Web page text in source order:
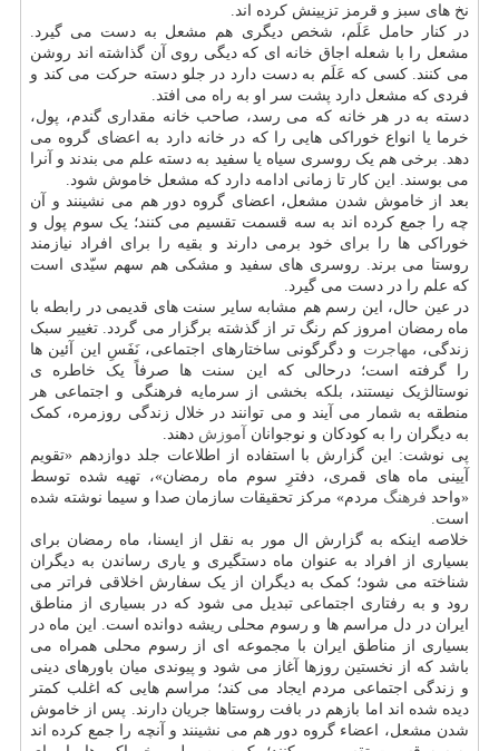
نخ های سبز و قرمز تزیینش کرده اند.
در کنار حامل عَلَم، شخص دیگری هم مشعل به دست می گیرد.
مشعل را با شعله اجاق خانه ای که دیگی روی آن گذاشته اند روشن
می کنند. کسی که عَلَم به دست دارد در جلو دسته حرکت می کند و
فردی که مشعل دارد پشت سر او به راه می افتد.
دسته به در هر خانه که می رسد، صاحب خانه مقداری گندم، پول،
خرما یا انواع خوراکی هایی را که در خانه دارد به اعضای گروه می
دهد. برخی هم یک روسری سیاه یا سفید به دسته علم می بندند و آنرا
می بوسند. این کار تا زمانی ادامه دارد که مشعل خاموش شود.
بعد از خاموش شدن مشعل، اعضای گروه دور هم می نشینند و آن
چه را جمع کرده اند به سه قسمت تقسیم می کنند؛ یک سوم پول و
خوراکی ها را برای خود برمی دارند و بقیه را برای افراد نیازمند
روستا می برند. روسری های سفید و مشکی هم سهم سیّدی است
که علم را در دست می گیرد.
در عین حال، این رسم هم مشابه سایر سنت های قدیمی در رابطه با
ماه رمضان امروز کم رنگ تر از گذشته برگزار می گردد. تغییر سبک
زندگی، مهاجرت و دگرگونی ساختارهای اجتماعی، نَفَسِ این آئین ها
را گرفته است؛ درحالی که این سنت ها صرفاً یک خاطره ی
نوستالژیک نیستند، بلکه بخشی از سرمایه فرهنگی و اجتماعی هر
منطقه به شمار می آیند و می توانند در خلال زندگی روزمره، کمک
به دیگران را به کودکان و نوجوانان
آموزش دهند.
پی نوشت: این گزارش با استفاده از اطلاعات جلد دوازدهم «تقویم
آیینی ماه های قمری، دفترِ سوم ماه رمضان»، تهیه شده توسط
«واحد فرهنگ مردم» مرکز تحقیقات سازمان صدا و سیما نوشته شده
است.
خلاصه اینکه به گزارش ال مور به نقل از ایسنا، ماه رمضان برای
بسیاری از افراد به عنوان ماه دستگیری و یاری رساندن به دیگران
شناخته می شود؛ کمک به دیگران از یک سفارش اخلاقی فراتر می
رود و به رفتاری اجتماعی تبدیل می شود که در بسیاری از مناطق
ایران در دل مراسم ها و رسوم محلی ریشه دوانده است. این ماه در
بسیاری از مناطق ایران با مجموعه ای از رسوم محلی همراه می
باشد که از نخستین روزها آغاز می شود و پیوندی میان باورهای دینی
و زندگی اجتماعی مردم ایجاد می کند؛ مراسم هایی که اغلب کمتر
دیده شده اند اما بازهم در بافت روستاها جریان دارند. پس از خاموش
شدن مشعل، اعضاء گروه دور هم می نشینند و آنچه را جمع کرده اند